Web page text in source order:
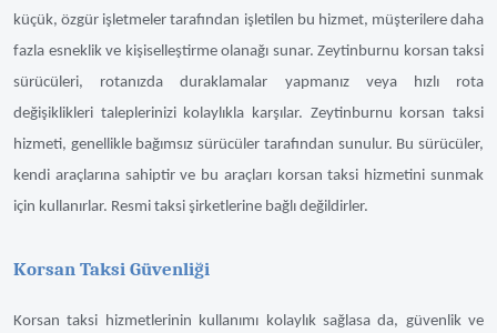
küçük, özgür işletmeler tarafından işletilen bu hizmet, müşterilere daha
fazla esneklik ve kişiselleştirme olanağı sunar. Zeytinburnu korsan taksi
sürücüleri, rotanızda duraklamalar yapmanız veya hızlı rota
değişiklikleri taleplerinizi kolaylıkla karşılar. Zeytinburnu korsan taksi
hizmeti, genellikle bağımsız sürücüler tarafından sunulur. Bu sürücüler,
kendi araçlarına sahiptir ve bu araçları korsan taksi hizmetini sunmak
için kullanırlar. Resmi taksi şirketlerine bağlı değildirler.
Korsan Taksi Güvenliği
Korsan taksi hizmetlerinin kullanımı kolaylık sağlasa da, güvenlik ve